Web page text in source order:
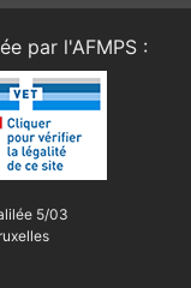
par l'AFMPS :
5/03